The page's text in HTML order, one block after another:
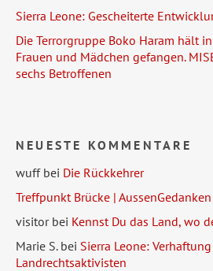
Sierra Leone: Gescheiterte
Die Terrorgruppe Boko Haram hält
Frauen und Mädchen gefangen.
sechs Betroffenen
NEUESTE KOMMENTARE
wuffbei Die Rückkehrer
Treffpunkt Brücke | AussenGedanken
visitorbei Kennst Du das Land, wo
Marie S.bei Sierra Leone:
Landrechtsaktivisten